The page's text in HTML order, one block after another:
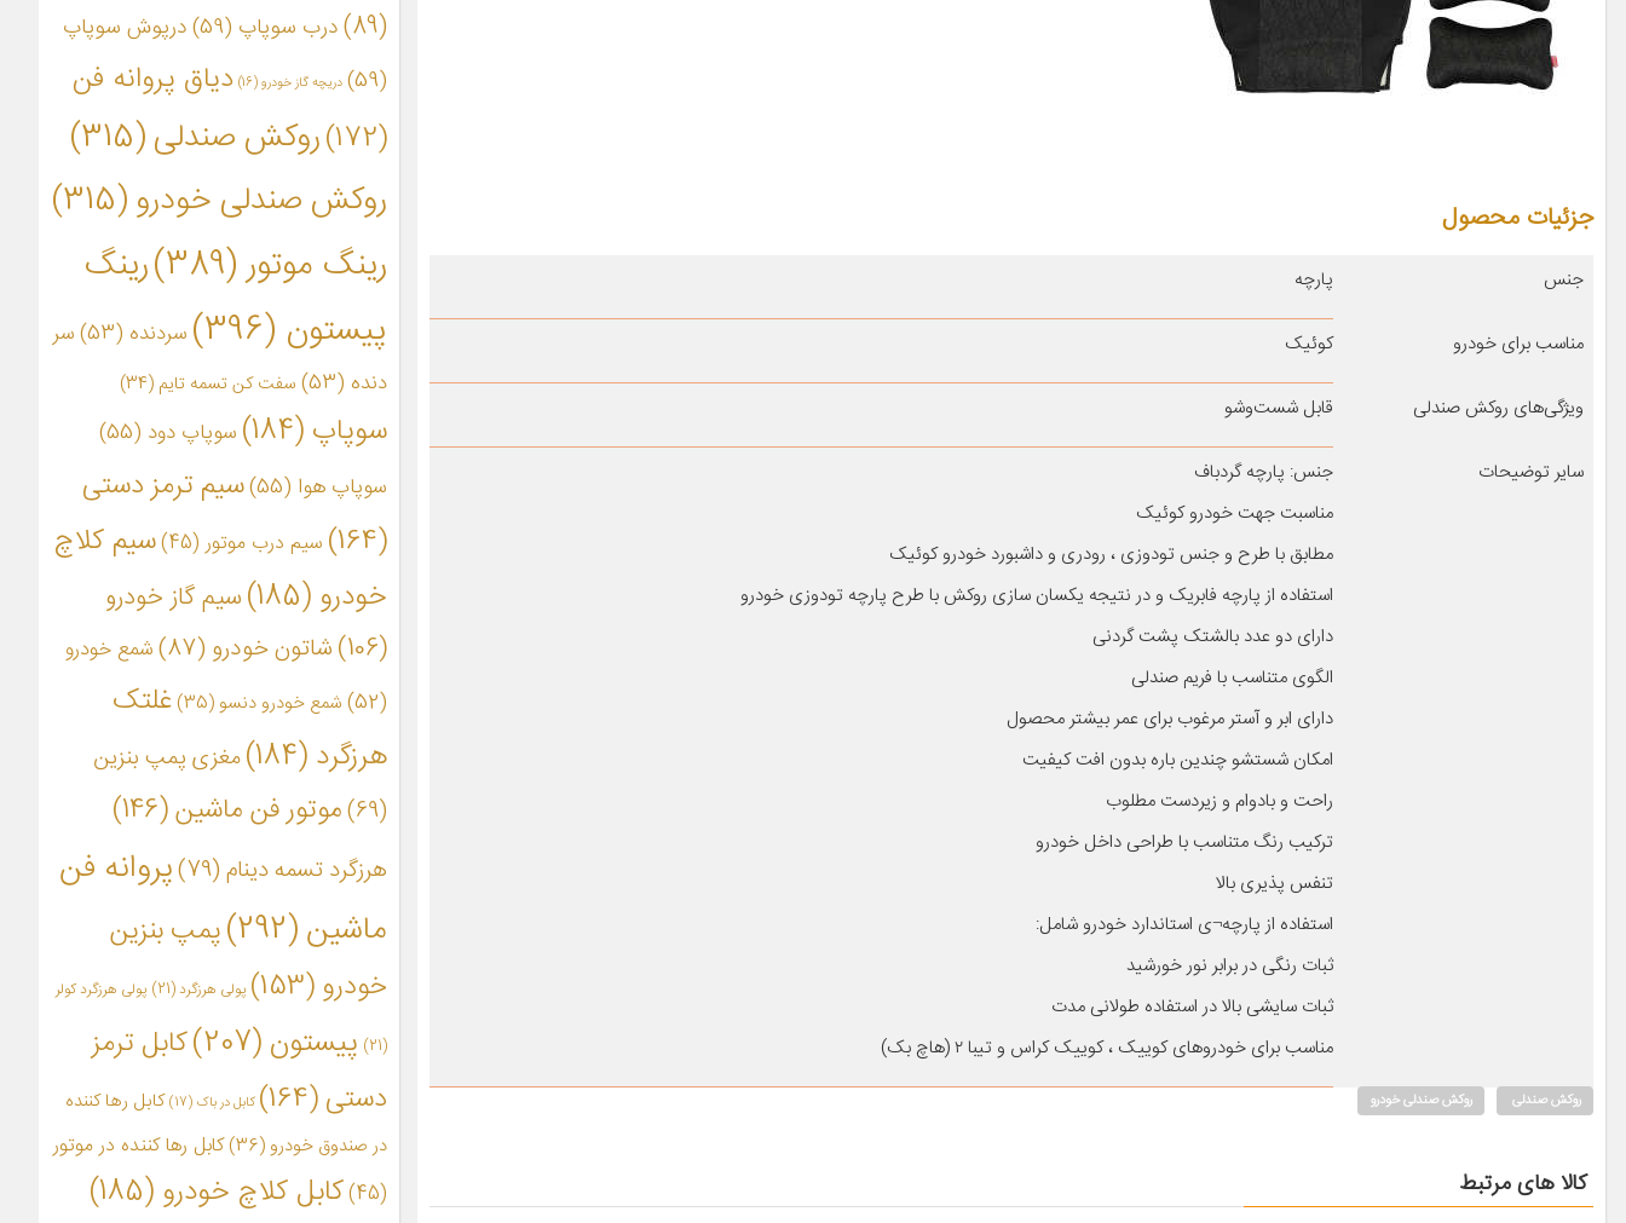
جزئیات محصول
جنس پارچه
مناسب برای خودرو کوئیک
ویژگی‌های روکش صندلی قابل شست‌وشو
سایر توضیحات
جنس: پارچه گردباف
مناسبت جهت خودرو کوئیک
مطابق با طرح و جنس تودوزی ، رودری و داشبورد خودرو کوئیک
استفاده از پارچه فابریک و در نتیجه یکسان سازی روکش با طرح پارچه تودوزی خودرو
دارای دو عدد بالشتک پشت گردنی
الگوی متناسب با فریم صندلی
دارای ابر و آستر مرغوب برای عمر بیشتر محصول
امکان شستشو چندین باره بدون افت کیفیت
راحت و بادوام و زیردست مطلوب
ترکیب رنگ متناسب با طراحی داخل خودرو
تنفس پذیری بالا
استفاده از پارچه¬ی استاندارد خودرو شامل:
ثبات رنگی در برابر نور خورشید
ثبات سایشی بالا در استفاده طولانی مدت
مناسب برای خودروهای کوییک ، کوییک کراس و تیبا ۲ (هاچ بک)
روکش صندلی روکش صندلی خودرو
کالا های مرتبط
(89)
درب سوپاپ (59)
درپوش سوپاپ
(59)
دریچه گاز خودرو(16)
دیاق پروانه فن
(172)
روکش صندلی(315)
روکش صندلی خودرو(315)
رینگ موتور(389)
رینگ
پیستون (396) سردنده (53)
سر
دنده (53) سفت کن تسمه تایم (34)
سوپاپ (184) سوپاپ دود (55)
سوپاپ هوا (55)
سیم ترمز دستی
(164)
سیم درب موتور(45)
سیم کلاچ
خودرو (185)
سیم گاز خودرو
(106)
شاتون خودرو (87)
شمع خودرو
(52)
شمع خودرو دنسو (35)
غلتک
هرزگرد (184)
مغزی پمپ بنزین
(69)
موتور فن ماشین(146)
هرزگرد تسمه دینام(79)
پروانه فن
ماشین(292)
پمپ بنزین
خودرو(153) پولی هرزگرد(21) پولی هرزگرد کولر
(21) پیستون (207)
کابل ترمز
دستی(164) کابل در باک (17)
کابل رها کننده
در صندوق خودرو (36)
کابل رها کننده در موتور
(45)
کابل کلاچ خودرو (185)